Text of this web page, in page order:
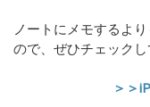
ノートにメモするよ
ので、ぜひチェックし
＞＞